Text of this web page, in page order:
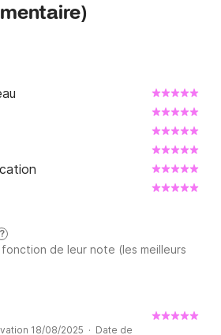
)
?
de leur note (les meilleurs
18/08/2025 · Date de